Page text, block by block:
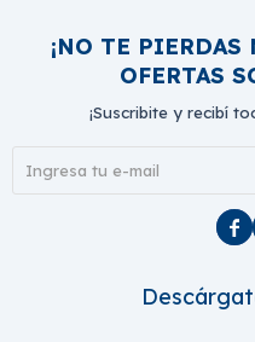
¡NO TE PIERDAS
OFERTAS
¡Suscribite y recibí
